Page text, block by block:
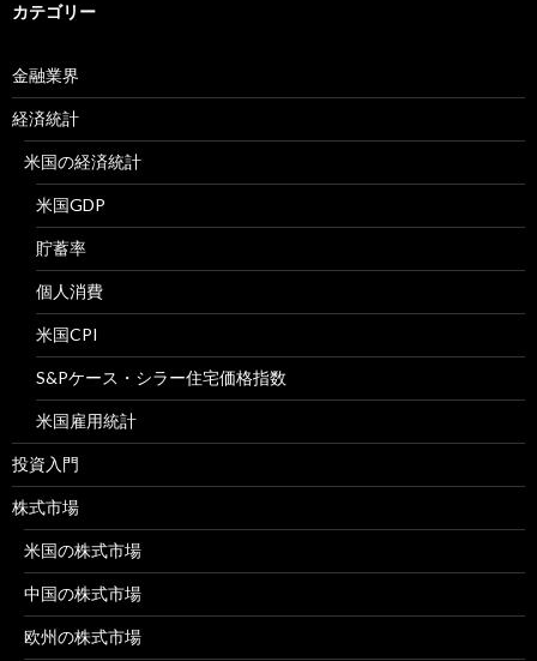
カテゴリー
金融業界
経済統計
米国の経済統計
米国GDP
貯蓄率
個人消費
米国CPI
S&Pケース・シラー住宅価格指数
米国雇用統計
投資入門
株式市場
米国の株式市場
中国の株式市場
欧州の株式市場